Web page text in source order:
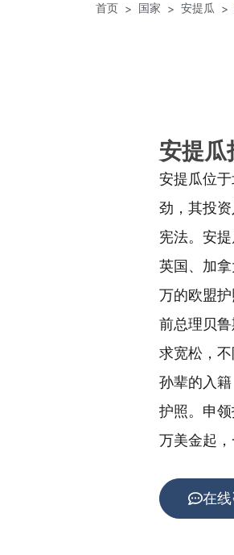
首页 > 国家 > 安提瓜 >
安提瓜
安提瓜位
劲，其投
宪法。安
英国、加
万的欧盟
前总理贝
求宽松，
孙辈的入
护照。申
万美金起，
在